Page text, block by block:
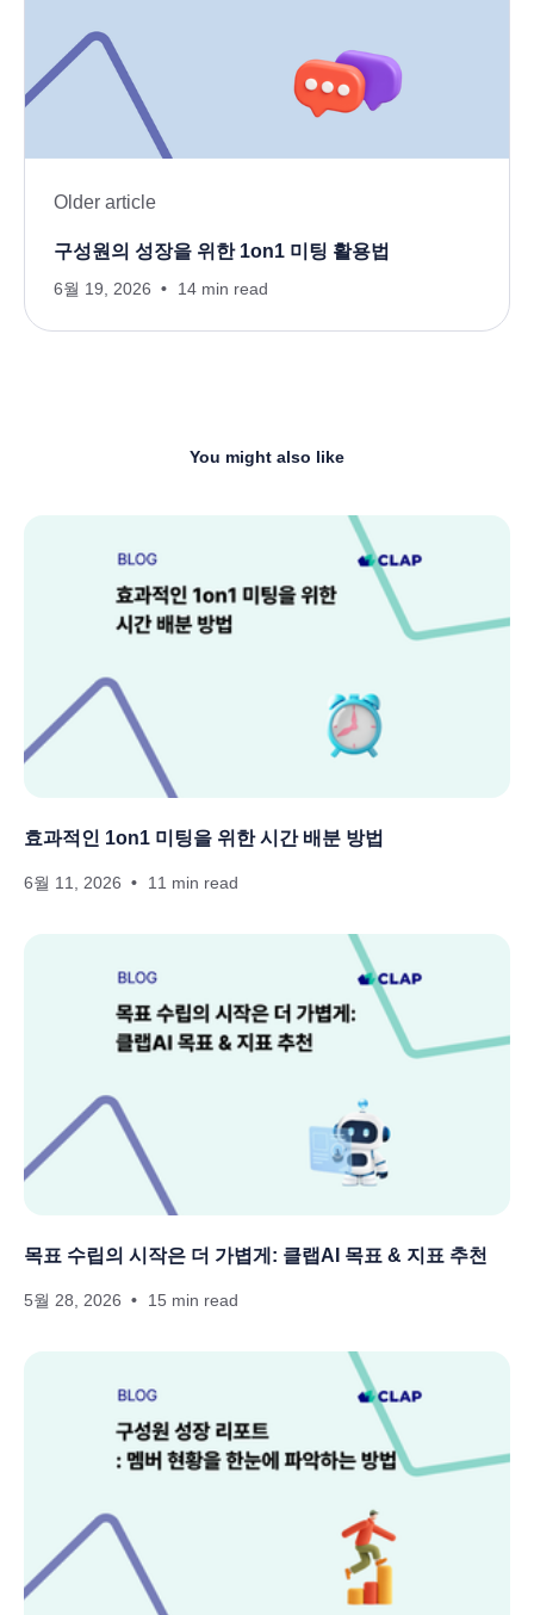
Older article
구성원의 성장을 위한 1on1 미팅 활용법
6월 19, 2026 14 min read
You might also like
효과적인 1on1 미팅을 위한 시간 배분 방법
6월 11, 2026 11 min read
목표 수립의 시작은 더 가볍게: 클랩AI 목표 & 지표 추천
5월 28, 2026 15 min read